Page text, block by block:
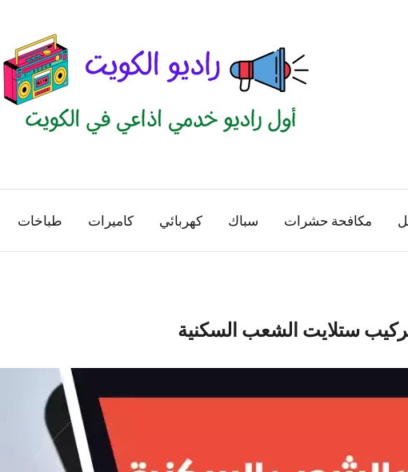
الكويت
منصة
اذاعية
مكافحة حشرات سباك كهربائي كاميرات طباخات
ستلايت الشعب السكنية